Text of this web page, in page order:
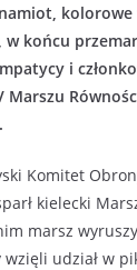
w końcu
i
Marszu
Komitet
kielecki
marsz
wzięli udział w